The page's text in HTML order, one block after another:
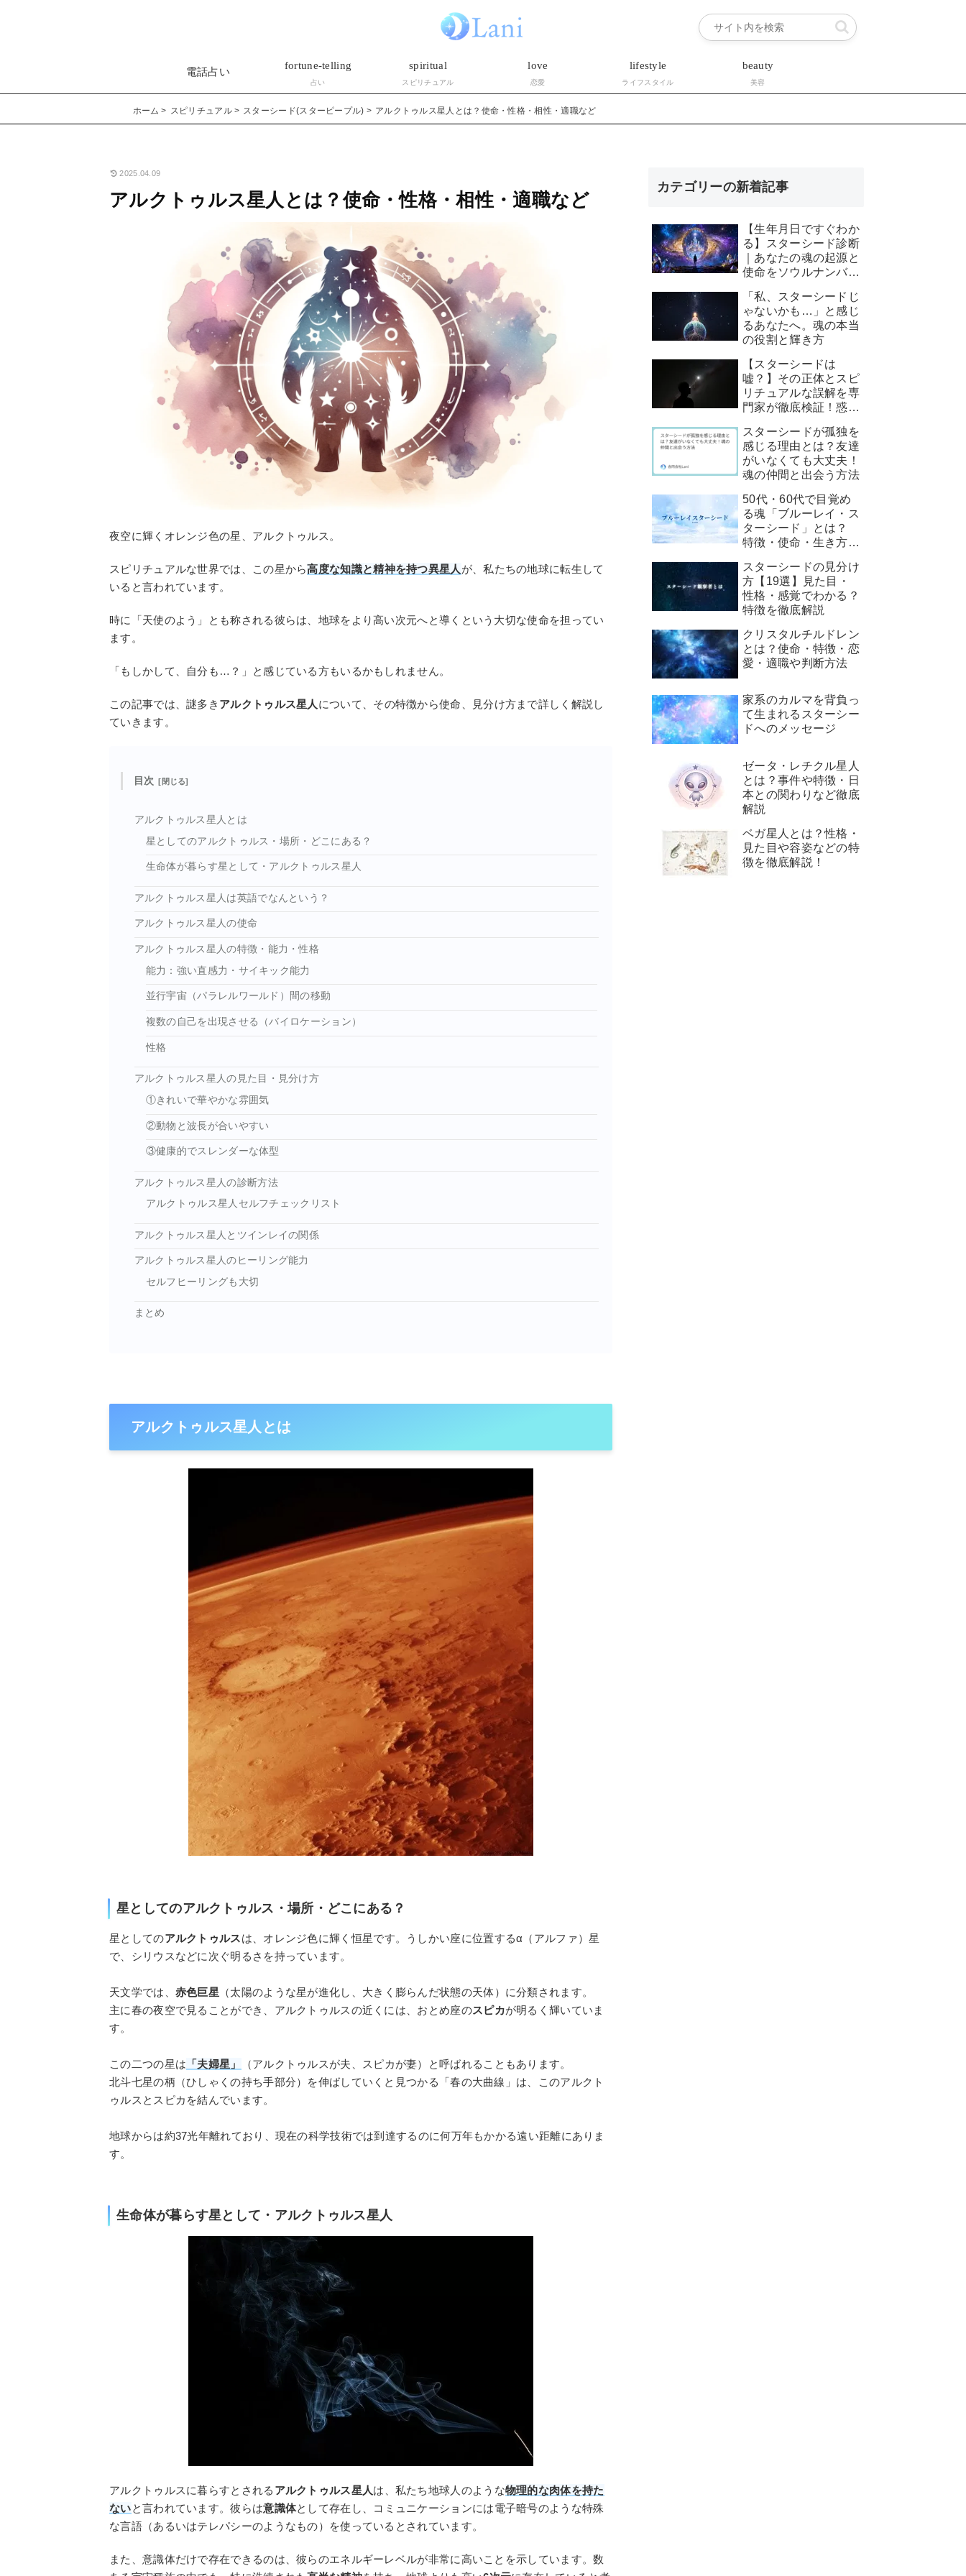
電話占い
fortune-telling
占い
spiritual
スピリチュアル
love
恋愛
lifestyle
ライフスタイル
beauty
美容
ホーム スピリチュアル スターシード(スターピープル) アルクトゥルス星人とは？使命・性格・相性・適職など
2025.04.09
アルクトゥルス星人とは？使命・性格・相性・適職など
夜空に輝くオレンジ色の星、アルクトゥルス。
スピリチュアルな世界では、この星から高度な知識と精神を持つ異星人 が、私たちの地球に転生して
いると言われています。
時に「天使のよう」とも称される彼らは、地球をより高い次元へと導くという大切な使命を担ってい
ます。
「もしかして、自分も…？」と感じている方もいるかもしれません。
この記事では、謎多き アルクトゥルス星人 について、その特徴から使命、見分け方まで詳しく解説し
ていきます。
目次
アルクトゥルス星人とは
星としてのアルクトゥルス・場所・どこにある？
生命体が暮らす星として・アルクトゥルス星人
アルクトゥルス星人は英語でなんという？
アルクトゥルス星人の使命
アルクトゥルス星人の特徴・能力・性格
能力：強い直感力・サイキック能力
並行宇宙（パラレルワールド）間の移動
複数の自己を出現させる（バイロケーション）
性格
アルクトゥルス星人の見た目・見分け方
①きれいで華やかな雰囲気
②動物と波長が合いやすい
③健康的でスレンダーな体型
アルクトゥルス星人の診断方法
アルクトゥルス星人セルフチェックリスト
アルクトゥルス星人とツインレイの関係
アルクトゥルス星人のヒーリング能力
セルフヒーリングも大切
まとめ
アルクトゥルス星人とは
星としてのアルクトゥルス・場所・どこにある？
星としてのアルクトゥルスは、オレンジ色に輝く恒星です。うしかい座に位置するα（アルファ）星
で、シリウスなどに次ぐ明るさを持っています。
天文学では、 赤色巨星 （太陽のような星が進化し、大きく膨らんだ状態の天体）に分類されます。
主に春の夜空で見ることができ、アルクトゥルスの近くには、おとめ座のスピカが明るく輝いていま
す。
この二つの星は 「夫婦星」
（アルクトゥルスが夫、スピカが妻）と呼ばれることもあります。
北斗七星の柄（ひしゃくの持ち手部分）を伸ばしていくと見つかる「春の大曲線」は、このアルクト
ゥルスとスピカを結んでいます。
地球からは約37光年離れており、現在の科学技術では到達するのに何万年もかかる遠い距離にありま
す。
生命体が暮らす星として・アルクトゥルス星人
アルクトゥルスに暮らすとされる アルクトゥルス星人は、私たち地球人のような物理的な肉体を持た
ないと言われています。彼らは意識体として存在し、コミュニケーションには電子暗号のような特殊
な言語（あるいはテレパシーのようなもの）を使っているとされています。
また、意識体だけで存在できるのは、彼らのエネルギーレベルが非常に高いことを示しています。数
カテゴリーの新着記事
【生年月日ですぐわか
る】スターシード診断
｜あなたの魂の起源と
使命をソウルナンバー
「私、スターシードじ
ゃないかも…」と感じ
るあなたへ。魂の本当
の役割と輝き方
【スターシードは
嘘？】その正体とスピ
リチュアルな誤解を専
門家が徹底検証！惑わ
スターシードが孤独を
感じる理由とは？友達
がいなくても大丈夫！
魂の仲間と出会う方法
50代・60代で目覚め
る魂「ブルーレイ・ス
ターシード」とは？
特徴・使命・生き方ガ
スターシードの見分け
方【19選】見た目・
性格・感覚でわかる？
特徴を徹底解説
クリスタルチルドレン
とは？使命・特徴・恋
愛・適職や判断方法
家系のカルマを背負っ
て生まれるスターシー
ドへのメッセージ
ゼータ・レチクル星人
とは？事件や特徴・日
本との関わりなど徹底
解説
ベガ星人とは？性格・
見た目や容姿などの特
徴を徹底解説！